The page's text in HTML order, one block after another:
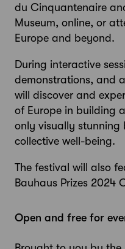
du Cinquantenaire
Museum, online, or
Europe and beyond.
During interactive
demonstrations, and
will discover and
of Europe in building
only visually
collective well-being.
The festival will also
Bauhaus Prizes 2024
Open and free for